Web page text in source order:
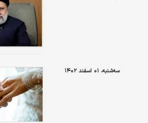
سه‌شنبه، ۰۱ اسفند ۱۴۰۲